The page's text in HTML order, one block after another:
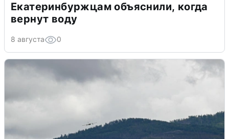
Екатеринбуржцам объяснили, когда
вернут воду
8 августа 0